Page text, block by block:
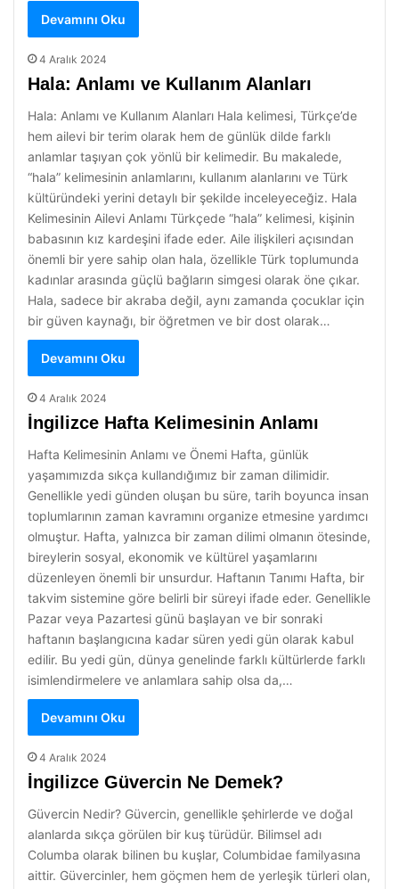
Devamını Oku
4 Aralık 2024
Hala: Anlamı ve Kullanım Alanları
Hala: Anlamı ve Kullanım Alanları Hala kelimesi, Türkçe’de
hem ailevi bir terim olarak hem de günlük dilde farklı
anlamlar taşıyan çok yönlü bir kelimedir. Bu makalede,
“hala” kelimesinin anlamlarını, kullanım alanlarını ve Türk
kültüründeki yerini detaylı bir şekilde inceleyeceğiz. Hala
Kelimesinin Ailevi Anlamı Türkçede “hala” kelimesi, kişinin
babasının kız kardeşini ifade eder. Aile ilişkileri açısından
önemli bir yere sahip olan hala, özellikle Türk toplumunda
kadınlar arasında güçlü bağların simgesi olarak öne çıkar.
Hala, sadece bir akraba değil, aynı zamanda çocuklar için
bir güven kaynağı, bir öğretmen ve bir dost olarak…
Devamını Oku
4 Aralık 2024
İngilizce Hafta Kelimesinin Anlamı
Hafta Kelimesinin Anlamı ve Önemi Hafta, günlük
yaşamımızda sıkça kullandığımız bir zaman dilimidir.
Genellikle yedi günden oluşan bu süre, tarih boyunca insan
toplumlarının zaman kavramını organize etmesine yardımcı
olmuştur. Hafta, yalnızca bir zaman dilimi olmanın ötesinde,
bireylerin sosyal, ekonomik ve kültürel yaşamlarını
düzenleyen önemli bir unsurdur. Haftanın Tanımı Hafta, bir
takvim sistemine göre belirli bir süreyi ifade eder. Genellikle
Pazar veya Pazartesi günü başlayan ve bir sonraki
haftanın başlangıcına kadar süren yedi gün olarak kabul
edilir. Bu yedi gün, dünya genelinde farklı kültürlerde farklı
isimlendirmelere ve anlamlara sahip olsa da,…
Devamını Oku
4 Aralık 2024
İngilizce Güvercin Ne Demek?
Güvercin Nedir? Güvercin, genellikle şehirlerde ve doğal
alanlarda sıkça görülen bir kuş türüdür. Bilimsel adı
Columba olarak bilinen bu kuşlar, Columbidae familyasına
aittir. Güvercinler, hem göçmen hem de yerleşik türleri olan,